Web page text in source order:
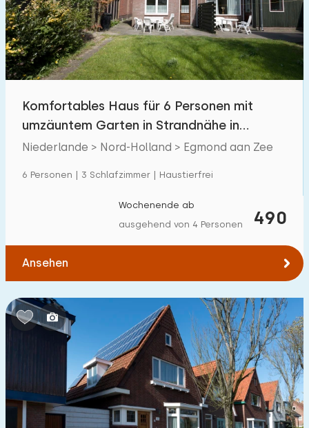
Schwimmbad
Eingezäunter Garten 7
Haustierfrei
Ladestation Auto
€ 0 — € 1000+
Schlafzimmern:
3 4 5
Badezimmer:
1 2 3 4 5
Komfortables Haus für 6 Personen mit
umzäuntem Garten in Strandnähe in
Egmond aan Zee
Niederlande > Nord-Holland > Egmond aan Zee
6 Personen | 3 Schlafzimmer | Haustierfrei
490
Wochenende ab
ausgehend von 4 Personen
Ansehen